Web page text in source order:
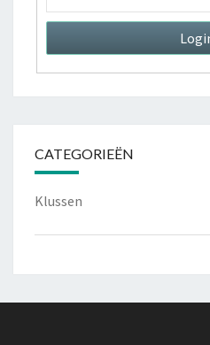
Z
A
K
E
CATEGORIEËN
Klussen